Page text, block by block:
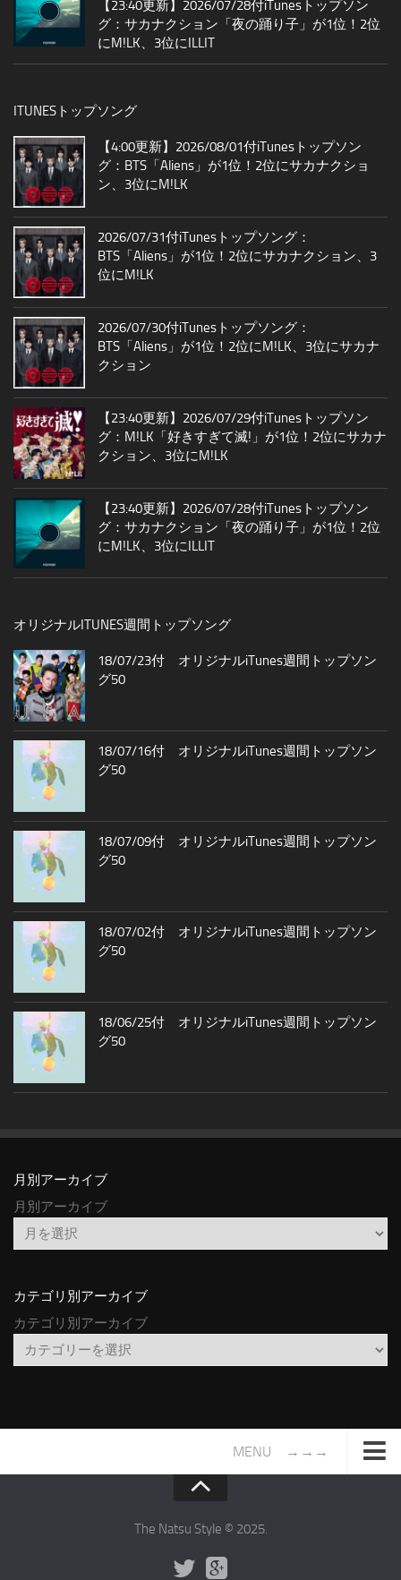
【23:40更新】2026/07/28付iTunesトップソン
グ：サカナクション「夜の踊り子」が1位！2位
にM!LK、3位にILLIT
ITUNESトップソング
【4:00更新】2026/08/01付iTunesトップソン
グ：BTS「Aliens」が1位！2位にサカナクショ
ン、3位にM!LK
2026/07/31付iTunesトップソング：
BTS「Aliens」が1位！2位にサカナクション、3
位にM!LK
2026/07/30付iTunesトップソング：
BTS「Aliens」が1位！2位にM!LK、3位にサカナ
クション
【23:40更新】2026/07/29付iTunesトップソン
グ：M!LK「好きすぎて滅!」が1位！2位にサカナ
クション、3位にM!LK
【23:40更新】2026/07/28付iTunesトップソン
グ：サカナクション「夜の踊り子」が1位！2位
にM!LK、3位にILLIT
オリジナルITUNES週間トップソング
18/07/23付 オリジナルiTunes週間トップソン
グ50
18/07/16付 オリジナルiTunes週間トップソン
グ50
18/07/09付 オリジナルiTunes週間トップソン
グ50
18/07/02付 オリジナルiTunes週間トップソン
グ50
18/06/25付 オリジナルiTunes週間トップソン
グ50
月別アーカイブ
月別アーカイブ
カテゴリ別アーカイブ
カテゴリ別アーカイブ
MENU →→→
The Natsu Style © 2025.